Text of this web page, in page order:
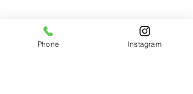
Phone Instagram